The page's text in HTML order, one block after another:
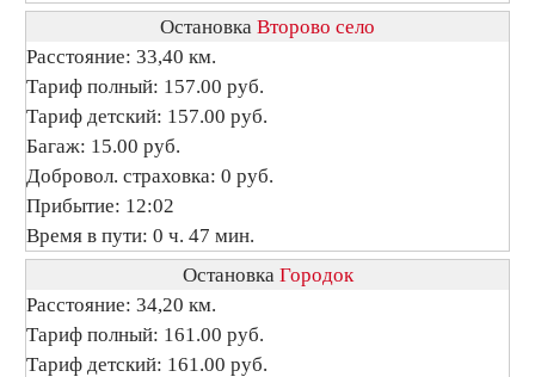
Остановка Второво село
Расстояние: 33,40 км.
Тариф полный: 157.00 руб.
Тариф детский: 157.00 руб.
Багаж: 15.00 руб.
Добровол. страховка: 0 руб.
Прибытие: 12:02
Время в пути: 0 ч. 47 мин.
Остановка Городок
Расстояние: 34,20 км.
Тариф полный: 161.00 руб.
Тариф детский: 161.00 руб.